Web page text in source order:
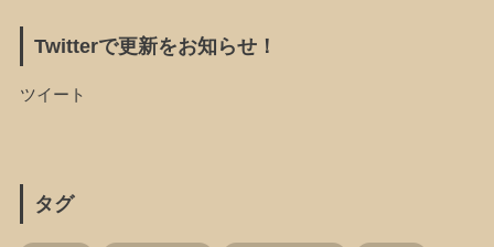
Twitterで更新をお知らせ！
ツイート
タグ